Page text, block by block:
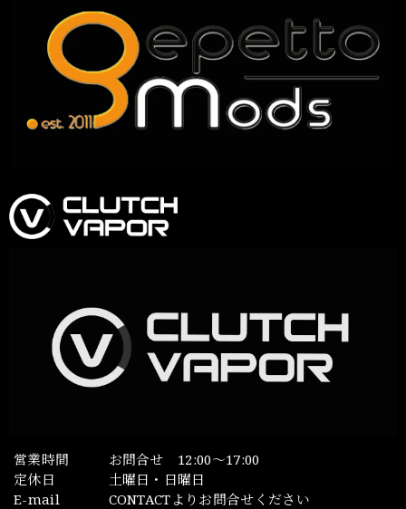
営業時間
お問合せ 12:00～17:00
定休日
土曜日・日曜日
E-mail
CONTACTよりお問合せください